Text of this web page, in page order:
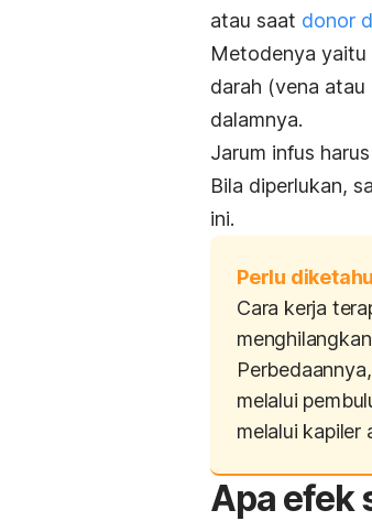
atau saat donor
Metodenya yaitu
darah (vena
dalamnya.
Jarum infus
Bila diperlukan,
ini.
Perlu
Cara kerja
melalui
melalui kapiler
Apa efek